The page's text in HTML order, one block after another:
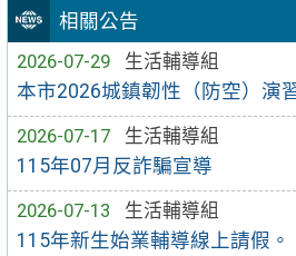
相關公告
2026-07-29
生活輔導組
本市2026城鎮韌性（防空）演
2026-07-17
生活輔導組
115年07月反詐騙宣導
2026-07-13
生活輔導組
115年新生始業輔導線上請假。